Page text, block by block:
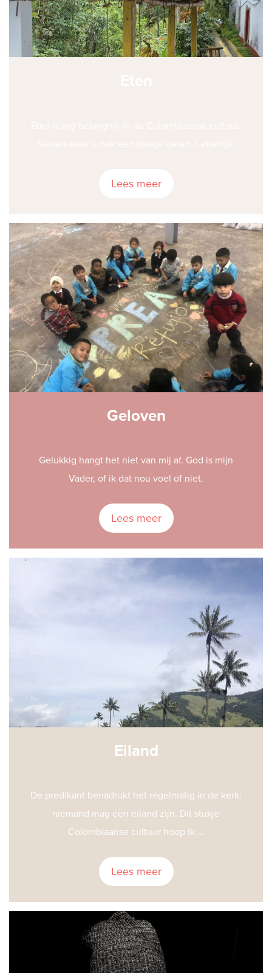
Lees meer
Geloven
Gelukkig hangt het niet van mij af. God is mijn
Vader, of ik dat nou voel of niet.
Lees meer
Eiland
De predikant benadrukt het regelmatig in de kerk:
niemand mag een eiland zijn. Dit stukje
Colombiaanse cultuur hoop ik ...
Lees meer